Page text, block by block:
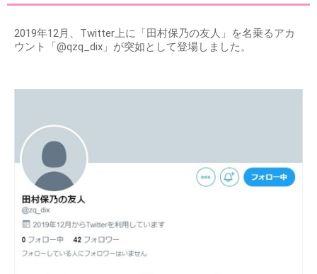
2019年12月、Twitter上に「田村保乃の友人」を名乗るアカ
ウント「@qzq_dix」が突如として登場しました。